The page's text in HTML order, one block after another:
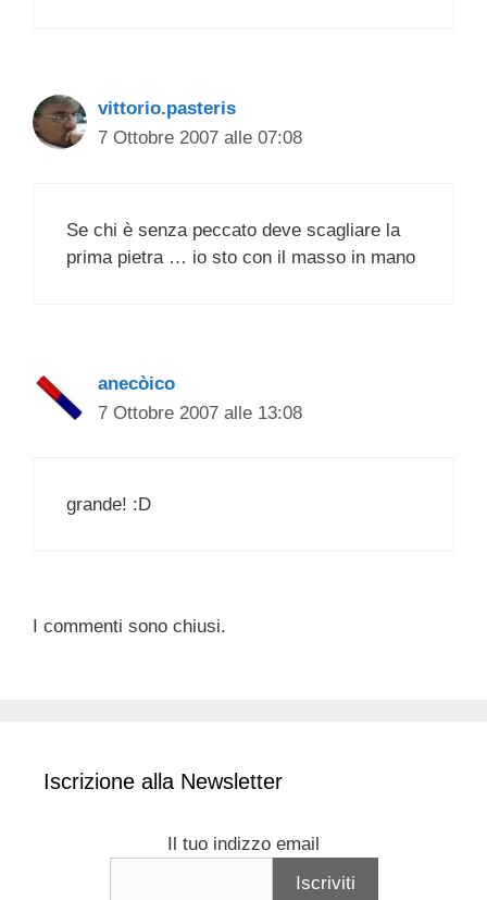
vittorio.pasteris
7 Ottobre 2007 alle 07:08
Se chi è senza peccato deve scagliare la
prima pietra … io sto con il masso in mano
anecòico
7 Ottobre 2007 alle 13:08
grande! :D
I commenti sono chiusi.
Iscrizione alla Newsletter
Il tuo indizzo email